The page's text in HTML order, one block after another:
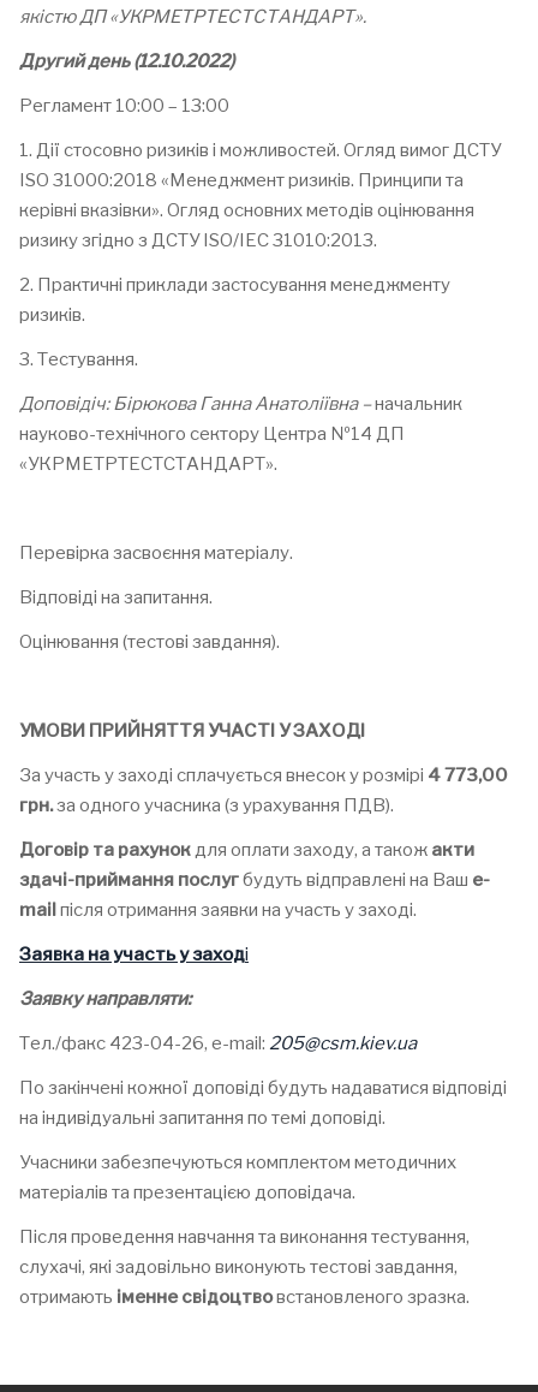
якістю ДП «УКРМЕТРТЕСТСТАНДАРТ».
Другий день (12.10.2022)
Регламент 10:00 – 13:00
1. Дії стосовно ризиків і можливостей. Огляд вимог ДСТУ
ISO 31000:2018 «Менеджмент ризиків. Принципи та
керівні вказівки». Огляд основних методів оцінювання
ризику згідно з ДСТУ ISO/ІЕС 31010:2013.
2. Практичні приклади застосування менеджменту
ризиків.
3. Тестування.
Доповідіч: Бірюкова Ганна Анатоліївна –начальник
науково-технічного сектору Центра №14 ДП
«УКРМЕТРТЕСТСТАНДАРТ».
Перевірка засвоєння матеріалу.
Відповіді на запитання.
Оцінювання (тестові завдання).
УМОВИ ПРИЙНЯТТЯ УЧАСТІ У ЗАХОДІ
За участь у заході сплачується внесок у розмірі 4 773,00
грн.за одного учасника (з урахування ПДВ).
Договір та рахунокдля оплати заходу, а також акти
здачі-приймання послугбудуть відправлені на Ваш е-
mailпісля отримання заявки на участь у заході.
Заявка на участь у заході
Заявку направляти:
Тел./факс 423-04-26, e-mail: 205@csm.kiev.ua
По закінчені кожної доповіді будуть надаватися відповіді
на індивідуальні запитання по темі доповіді.
Учасники забезпечуються комплектом методичних
матеріалів та презентацією доповідача.
Після проведення навчання та виконання тестування,
слухачі, які задовільно виконують тестові завдання,
отримають іменне свідоцтвовстановленого зразка.